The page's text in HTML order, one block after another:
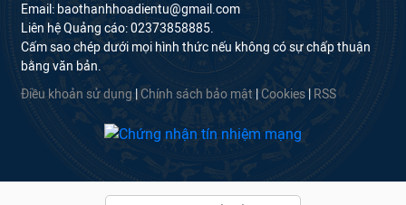
Email: baothanhhoadientu@gmail.com
Liên hệ Quảng cáo: 02373858885.
Cấm sao chép dưới mọi hình thức nếu không có sự chấp thuận
bằng văn bản.
Điều khoản sử dụng Chính sách bảo mật Cookies RSS